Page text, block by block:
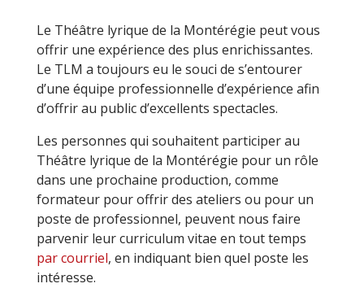
Le Théâtre lyrique de la Montérégie peut vous
offrir une expérience des plus enrichissantes.
Le TLM a toujours eu le souci de s’entourer
d’une équipe professionnelle d’expérience afin
d’offrir au public d’excellents spectacles.
Les personnes qui souhaitent participer au
Théâtre lyrique de la Montérégie pour un rôle
dans une prochaine production, comme
formateur pour offrir des ateliers ou pour un
poste de professionnel, peuvent nous faire
parvenir leur curriculum vitae en tout temps
par courriel, en indiquant bien quel poste les
intéresse.